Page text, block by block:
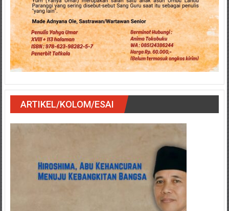
ARTIKEL/KOLOM/ESAI